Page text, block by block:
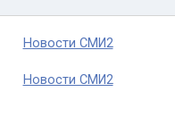
Новости СМИ2
Новости СМИ2